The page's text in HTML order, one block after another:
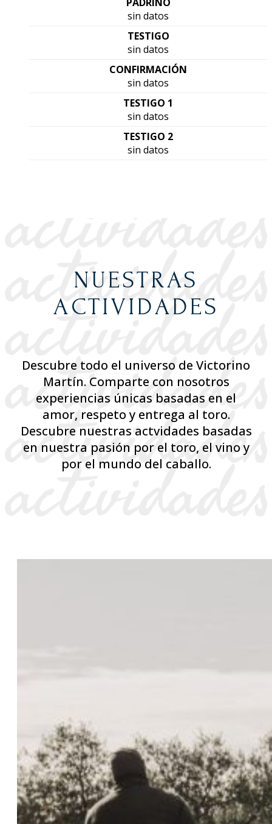
sin datos
TESTIGO
sin datos
CONFIRMACIÓN
sin datos
TESTIGO 1
sin datos
TESTIGO 2
sin datos
NUESTRAS
ACTIVIDADES
Descubre todo el universo de Victorino
Martín. Comparte con nosotros
experiencias únicas basadas en el
amor, respeto y entrega al toro.
Descubre nuestras actvidades basadas
en nuestra pasión por el toro, el vino y
por el mundo del caballo.